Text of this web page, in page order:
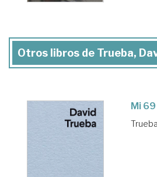
Otros libros de Trueba,
Mi 69